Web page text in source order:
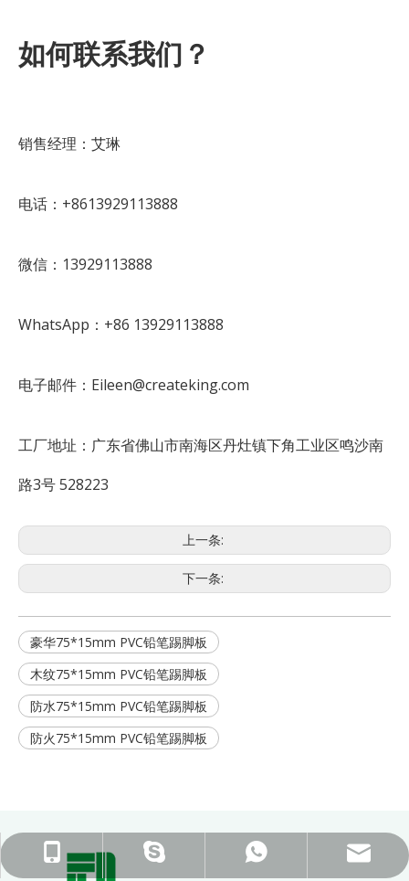
如何联系我们？
销售经理：艾琳
电话：+8613929113888
微信：13929113888
WhatsApp：+86 13929113888
电子邮件：Eileen@createking.com
工厂地址：广东省佛山市南海区丹灶镇下角工业区鸣沙南
路3号 528223
上一条:
下一条:
豪华75*15mm PVC铅笔踢脚板
木纹75*15mm PVC铅笔踢脚板
防水75*15mm PVC铅笔踢脚板
防火75*15mm PVC铅笔踢脚板
13929113888
13928691588
ck_Lucky@gdcreateking.com